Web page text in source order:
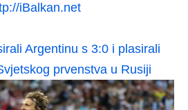
iBalkan.net
Argentinu s 3:0 i plasirali
prvenstva u Rusiji